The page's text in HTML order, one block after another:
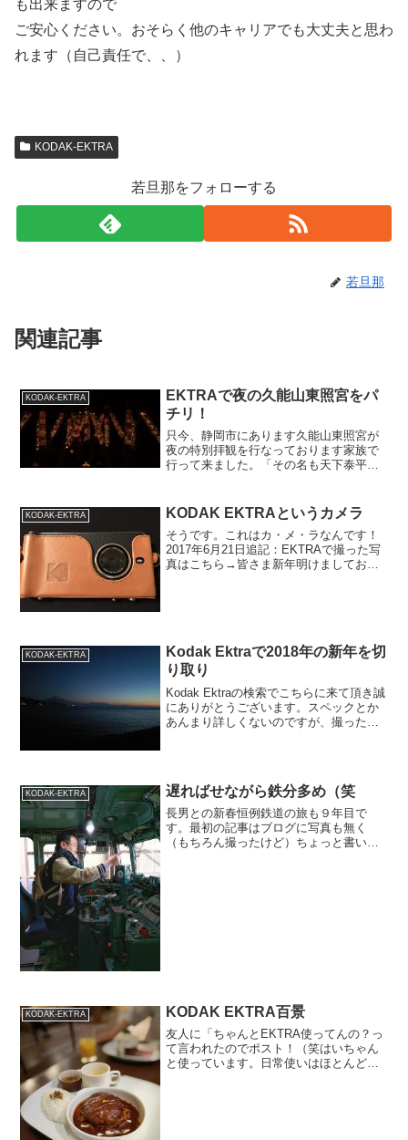
も出来ますので
ご安心ください。おそらく他のキャリアでも大丈夫と思わ
れます（自己責任で、、）
KODAK-EKTRA
若旦那をフォローする
若旦那
関連記事
KODAK-EKTRA
EKTRAで夜の久能山東照宮をパ
チリ！
只今、静岡市にあります久能山東照宮が
夜の特別拝観を行なっております家族で
行って来ました。「その名も天下泰平の
物館の入場料がセットになっています。
若女将曰く「前売り券を買...
KODAK-EKTRA KODAK EKTRAというカメラ
そうです。これはカ・メ・ラなんです！
2017年6月21日追記：EKTRAで撮った写
真はこちら→皆さま新年明けましておめ
KODAK-EKTRA
Kodak Ektraで2018年の新年を切
り取り
Kodak Ektraの検索でこちらに来て頂き誠
にありがとうございます。スペックとか
あんまり詳しくないのですが、撮った写
KODAK-EKTRA 遅ればせながら鉄分多め（笑
長男との新春恒例鉄道の旅も９年目で
す。最初の記事はブログに写真も無く
（もちろん撮ったけど）ちょっと書いて
KODAK-EKTRA KODAK EKTRA百景
友人に「ちゃんとEKTRA使ってんの？っ
て言われたのでポスト！（笑はいちゃん
と使っています。日常使いはほとんど